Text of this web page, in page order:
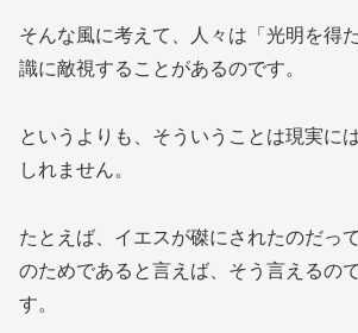
そんな風に考えて、人々は「光明を得
識に敵視することがあるのです。
というよりも、そういうことは現実に
しれません。
たとえば、イエスが磔にされたのだっ
のためであると言えば、そう言えるの
す。